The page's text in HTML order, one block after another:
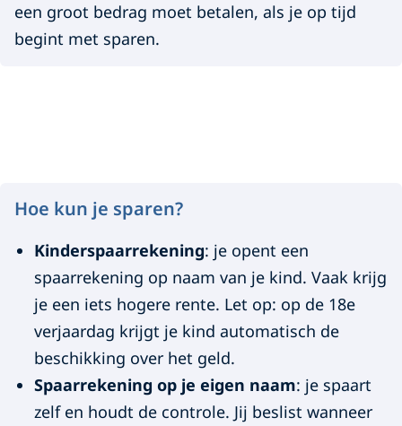
een groot bedrag moet betalen, als je op tijd
begint met sparen.
oHoe kun je sparen?
Kinderspaarrekening: je opent een
spaarrekening op naam van je kind. Vaak krijg
je een iets hogere rente. Let op: op de 18e
verjaardag krijgt je kind automatisch de
beschikking over het geld.
Spaarrekening op je eigen naam: je spaart
zelf en houdt de controle. Jij beslist wanneer